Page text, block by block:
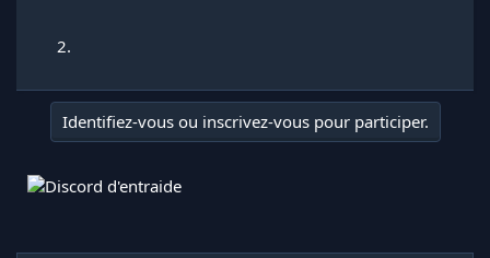
Identifiez-vous ou inscrivez-vous pour participer.